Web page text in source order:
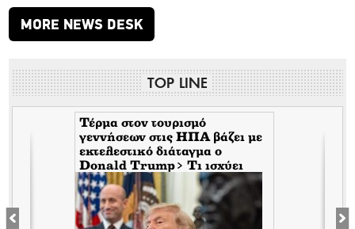
MORE NEWS DESK
TOP LINE
Τέρμα στον τουρισμό
γεννήσεων στις ΗΠΑ βάζει με
εκτελεστικό διάταγμα ο
Donald Trump> Τι ισχύει
πλέον για την παροχή
υπηκοότητας